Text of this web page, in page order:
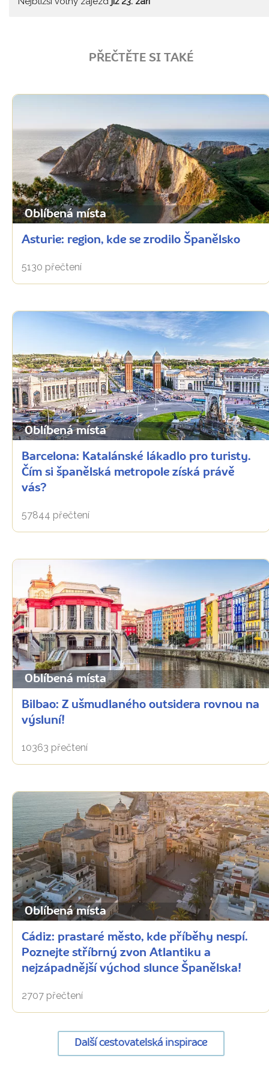
PŘEČTĚTE SI TAKÉ
Oblíbená místa
Asturie: region, kde se zrodilo Španělsko
5130 přečtení
Oblíbená místa
Barcelona: Katalánské lákadlo pro turisty.
Čím si španělská metropole získá právě
vás?
57844 přečtení
Oblíbená místa
Bilbao: Z ušmudlaného outsidera rovnou na
výsluní!
10363 přečtení
Oblíbená místa
Cádiz: prastaré město, kde příběhy nespí.
Poznejte stříbrný zvon Atlantiku a
nejzápadnější východ slunce Španělska!
2707 přečtení
Další cestovatelská inspirace